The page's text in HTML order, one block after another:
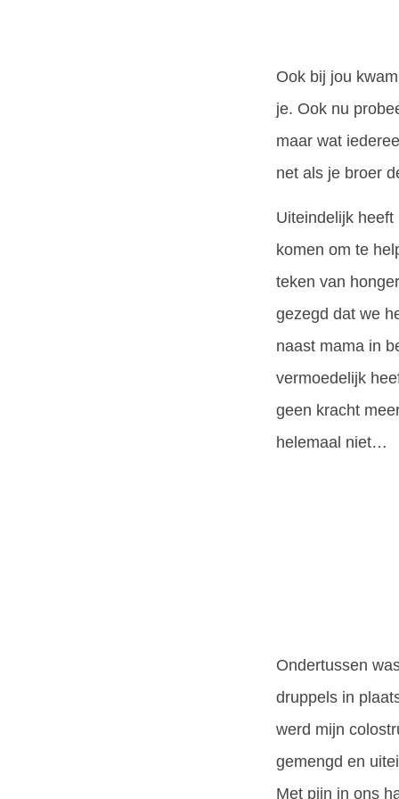
Ook bij jou
je. Ook nu
maar wat
net als je broer
Uiteindelijk heeft
komen om te
teken van
gezegd dat we
naast mama in
vermoedelijk
geen kracht
helemaal niet…
Ondertussen
druppels in
werd mijn
gemengd en
Met pijn in ons